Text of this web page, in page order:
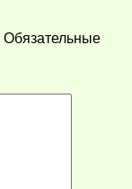
Обязательные